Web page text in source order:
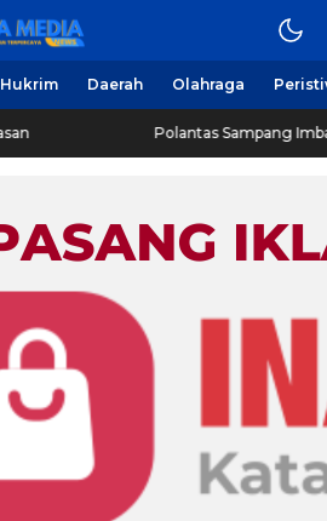
Hukrim Daerah Olahraga
Polantas Sampang Imbau Latihan